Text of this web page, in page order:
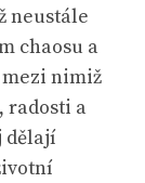
neustále
chaosu a
nimiž
radosti a
dělají